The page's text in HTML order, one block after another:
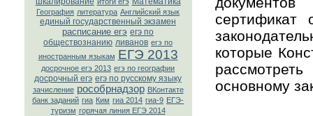
География литература Английский язык
единый государственный экзамен
расписание егэ егэ по
обществознанию ливанов егэ по
иностранным языкам ЕГЭ 2013
досрочное егэ 2013 егэ по географии
досрочный егэ егэ по русскому языку
зачисление рособрнадзор ВКонтaкте
банк заданий гиа Ким гиа 2014 гиа-9 ЕГЭ-
туризм горячая линия ЕГЭ 2014
которые
основному